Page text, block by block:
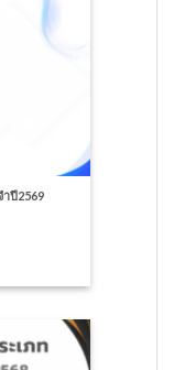
ปี2569